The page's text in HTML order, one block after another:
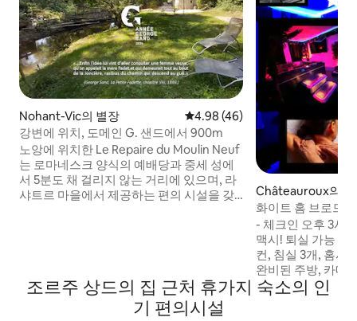
Nohant-Vic의 별장 평점 4.98점(5점 만점), 후기 46
4.98 (46)
강변에 위치, 도메인 G. 샌드에서 900m
노앙에 위치한 Le Repaire du Moulin Neuf
는 로마네스크 양식의 예배당과 중세 성에
서 5분도 채 걸리지 않는 거리에 있으며, 라
샤트르 마을에서 제공하는 편의 시설을 갖
개조된 18세기 베리 하우스는 물랭 뉘프와
인드레와 접해 있는 밝은 녹색 환경에 둘러
Châteauroux의
화이트 홈 브로드
지
- 체크인 오후 3시부터 - 다음날 오
맥시! 퇴실 가능 진정한 평화의 안식처, 에어
컨, 침실 3개, 홈시
완비된 주방, 카메
1개, 6인용 XXL 보
실에는 작은 욕조
조르주 상드의 집 근처 휴가지 숙소의 인
기 편의시설